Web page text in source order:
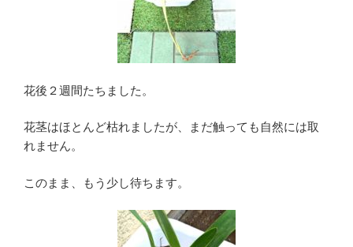
花後２週間たちました。
花茎はほとんど枯れましたが、まだ触っても自然には取
れません。
このまま、もう少し待ちます。